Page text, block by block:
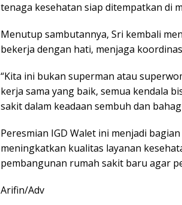
tenaga kesehatan siap ditempatkan di
Menutup sambutannya, Sri kembali
bekerja dengan hati, menjaga
“Kita ini bukan superman atau
kerja sama yang baik, semua kendala
sakit dalam keadaan sembuh dan
Peresmian IGD Walet ini menjadi
meningkatkan kualitas layanan
pembangunan rumah sakit baru agar
Arifin/Adv